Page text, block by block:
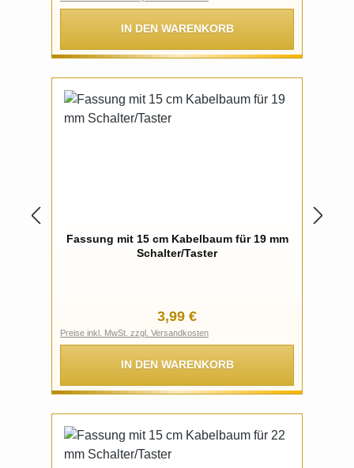
IN DEN WARENKORB
Fassung mit 15 cm Kabelbaum für 19 mm
Schalter/Taster
Regulärer Preis:
3,99 €
Preise inkl. MwSt. zzgl. Versandkosten
IN DEN WARENKORB